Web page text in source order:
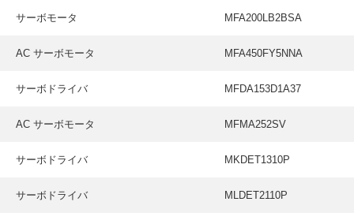
サーボモータ MFA200LB2BSA
AC サーボモータ MFA450FY5NNA
サーボドライバ MFDA153D1A37
AC サーボモータ MFMA252SV
サーボドライバ MKDET1310P
サーボドライバ MLDET2110P